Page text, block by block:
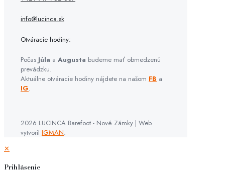
info@lucinca.sk
Otváracie hodiny:
Počas Júla a Augusta budeme mať obmedzenú
prevádzku.
Aktuálne otváracie hodiny nájdete na našom FB a
IG.
2026 LUCINCA Barefoot - Nové Zámky | Web
vytvoril IGMAN.
✕
Prihlásenie